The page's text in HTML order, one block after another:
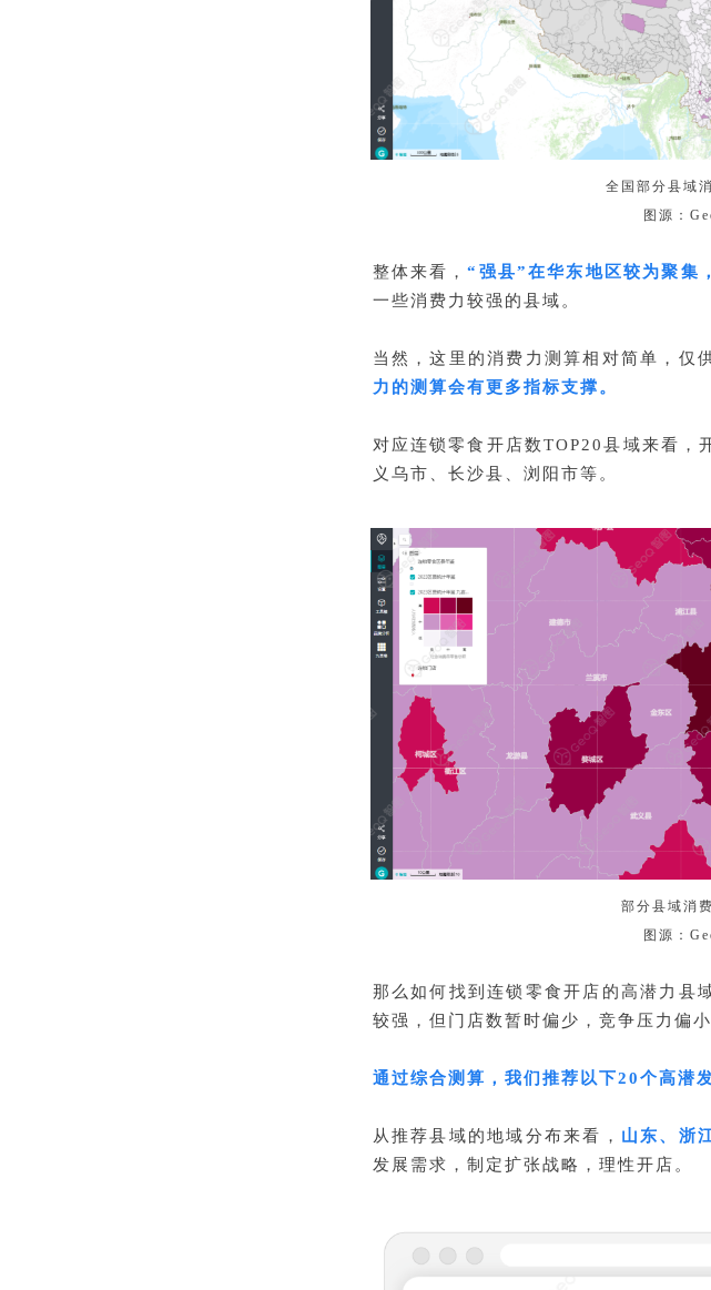
全国部分县域
图源：
整体来看，“强县”在华东地区较为聚集，
一些消费力较强的县域。
当然，这里的消费力测算相对简单，仅
力的测算会有更多指标支撑。
对应连锁零食开店数TOP20县域来看，
义乌市、长沙县、浏阳市等。
部分县域消
图源：
那么如何找到连锁零食开店的高潜力县
较强，但门店数暂时偏少，竞争压力偏小
通过综合测算，我们推荐以下20个高潜
从推荐县域的地域分布来看， 山东、浙
发展需求，制定扩张战略，理性开店。